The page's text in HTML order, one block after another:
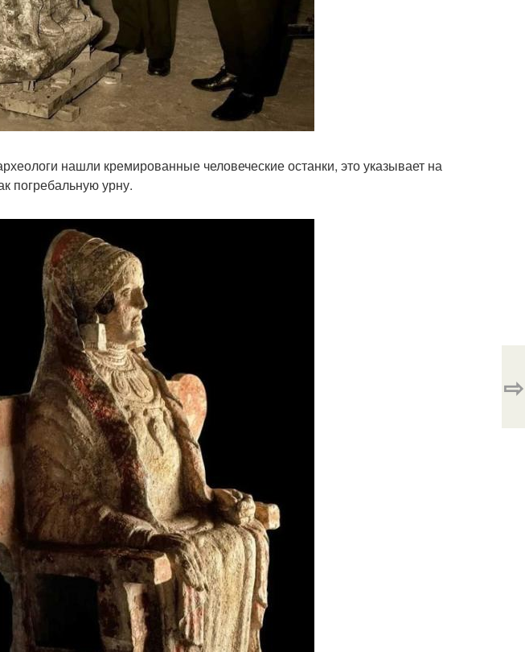
нашли кремированные человеческие останки, это указывает на
погребальную урну.
⇨